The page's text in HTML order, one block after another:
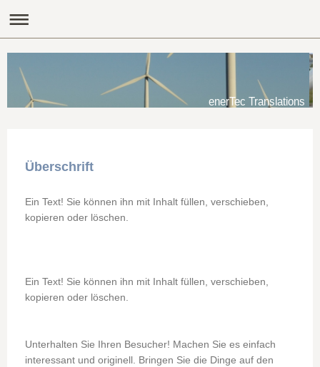
enerTec Translations
Überschrift
Ein Text! Sie können ihn mit Inhalt füllen, verschieben,
kopieren oder löschen.
Ein Text! Sie können ihn mit Inhalt füllen, verschieben,
kopieren oder löschen.
Unterhalten Sie Ihren Besucher! Machen Sie es einfach
interessant und originell. Bringen Sie die Dinge auf den